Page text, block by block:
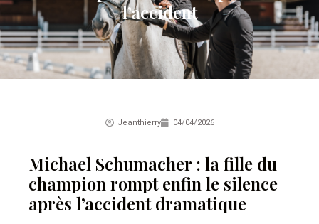
l’accident
Jeanthierry 04/04/2026
Michael Schumacher : la fille du
champion rompt enfin le silence
après l’accident dramatique